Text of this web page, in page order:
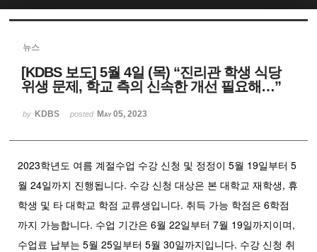
뉴스
[KDBS 보도] 5월 4일 (목) “진리관 학생 식당
위생 문제, 학교 측의 신속한 개선 필요해…”
by KDBS posted May 05, 2023
2023학년도 여름 계절수업 수강 신청 및 정정이 5월 19일부터 5
월 24일까지 진행됩니다. 수강 신청 대상은 본 대학교 재학생, 휴
학생 및 타 대학교 학점 교류생입니다. 취득 가능 학점은 6학점
까지 가능합니다. 수업 기간은 6월 22일부터 7월 19일까지이며,
수업료 납부는 5월 25일부터 5월 30일까지입니다. 수강 신청 취
Sketchbook5, 스케치북5
Sketchbook5, 스케치북5